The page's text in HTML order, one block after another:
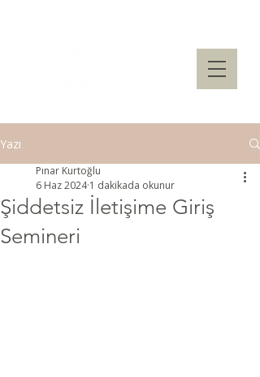
Yazı
Şiddetsiz İletişime Giriş
Semineri
Pınar Kurtoğlu
6 Haz 2024 1 dakikada okunur